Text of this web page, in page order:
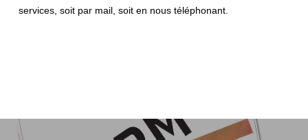
services, soit par mail, soit en nous téléphonant.